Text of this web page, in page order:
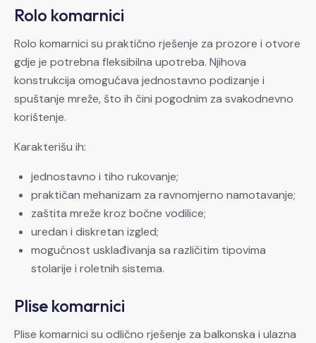
Rolo komarnici
Rolo komarnici su praktično rješenje za prozore i otvore
gdje je potrebna fleksibilna upotreba. Njihova
konstrukcija omogućava jednostavno podizanje i
spuštanje mreže, što ih čini pogodnim za svakodnevno
korištenje.
Karakterišu ih:
jednostavno i tiho rukovanje;
praktičan mehanizam za ravnomjerno namotavanje;
zaštita mreže kroz bočne vodilice;
uredan i diskretan izgled;
mogućnost usklađivanja sa različitim tipovima
stolarije i roletnih sistema.
Plise komarnici
Plise komarnici su odlično rješenje za balkonska i ulazna